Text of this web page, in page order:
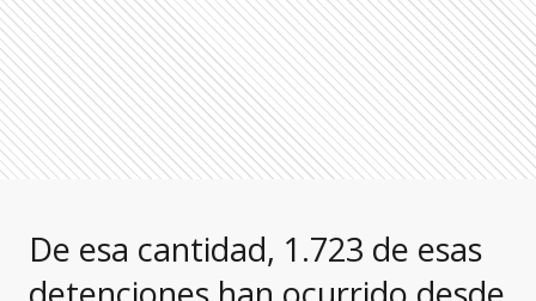
De esa cantidad, 1.723 de esas